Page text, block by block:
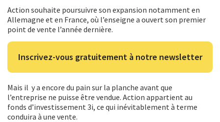
Action souhaite poursuivre son expansion notamment en
Allemagne et en France, où l’enseigne a ouvert son premier
point de vente l’année dernière.
Inscrivez-vous gratuitement à notre newsletter
Mais il y a encore du pain sur la planche avant que
l’entreprise ne puisse être vendue. Action appartient au
fonds d’investissement 3i, ce qui inévitablement à terme
conduira à une vente.